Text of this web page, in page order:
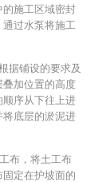
施工区域密封
通过水泵将施工
据铺设的要求及
加位置的高度
序从下往上进
底层的淤泥进
布，将土工布
定在护坡面的